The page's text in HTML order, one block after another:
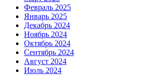
Февраль 2025
Январь 2025
Декабрь 2024
Ноябрь 2024
Октябрь 2024
Сентябрь 2024
Август 2024
Июль 2024